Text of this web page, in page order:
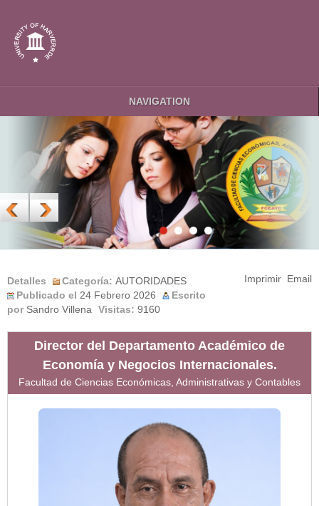
NAVIGATION
Imprimir Email
Detalles Categoría: AUTORIDADES
Publicado el 24 Febrero 2026
Escrito
por Sandro Villena Visitas: 9160
Director del Departamento Académico de
Economía y Negocios Internacionales.
Facultad de Ciencias Económicas, Administrativas y Contables